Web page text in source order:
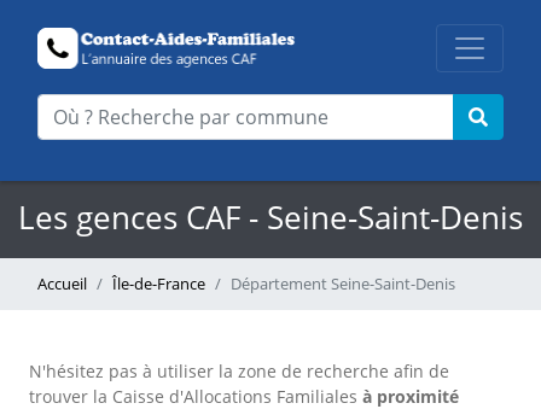
Les gences CAF - Seine-Saint-Denis
Accueil Île-de-France Département Seine-Saint-Denis
N'hésitez pas à utiliser la zone de recherche afin de
trouver la Caisse d'Allocations Familiales à proximité